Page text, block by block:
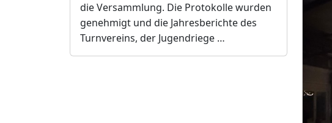
die Versammlung. Die Protokolle wurden
genehmigt und die Jahresberichte des
Turnvereins, der Jugendriege …